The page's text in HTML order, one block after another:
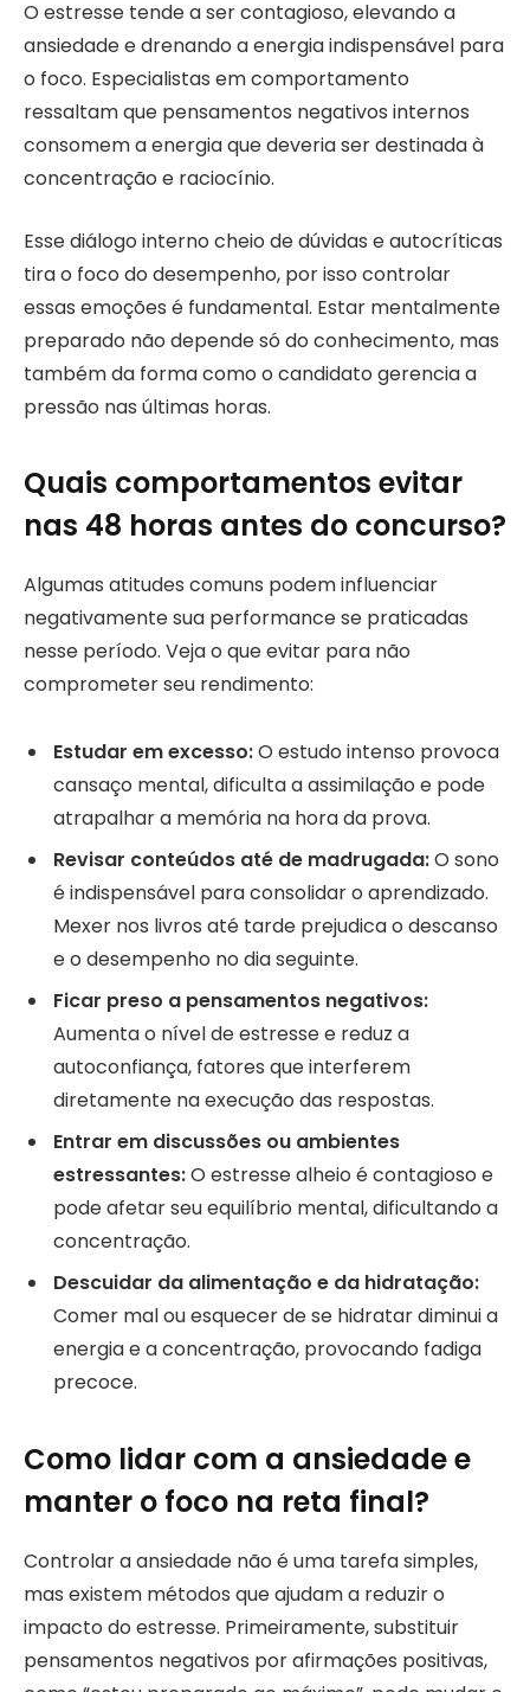
O estresse tende a ser contagioso, elevando a
ansiedade e drenando a energia indispensável para
o foco. Especialistas em comportamento
ressaltam que pensamentos negativos internos
consomem a energia que deveria ser destinada à
concentração e raciocínio.
Esse diálogo interno cheio de dúvidas e autocríticas
tira o foco do desempenho, por isso controlar
essas emoções é fundamental. Estar mentalmente
preparado não depende só do conhecimento, mas
também da forma como o candidato gerencia a
pressão nas últimas horas.
Quais comportamentos evitar
nas 48 horas antes do concurso?
Algumas atitudes comuns podem influenciar
negativamente sua performance se praticadas
nesse período. Veja o que evitar para não
comprometer seu rendimento:
Estudar em excesso:O estudo intenso provoca
cansaço mental, dificulta a assimilação e pode
atrapalhar a memória na hora da prova.
Revisar conteúdos até de madrugada:O sono
é indispensável para consolidar o aprendizado.
Mexer nos livros até tarde prejudica o descanso
e o desempenho no dia seguinte.
Ficar preso a pensamentos negativos:
Aumenta o nível de estresse e reduz a
autoconfiança, fatores que interferem
diretamente na execução das respostas.
Entrar em discussões ou ambientes
estressantes:O estresse alheio é contagioso e
pode afetar seu equilíbrio mental, dificultando a
concentração.
Descuidar da alimentação e da hidratação:
Comer mal ou esquecer de se hidratar diminui a
energia e a concentração, provocando fadiga
precoce.
Como lidar com a ansiedade e
manter o foco na reta final?
Controlar a ansiedade não é uma tarefa simples,
mas existem métodos que ajudam a reduzir o
impacto do estresse. Primeiramente, substituir
pensamentos negativos por afirmações positivas,